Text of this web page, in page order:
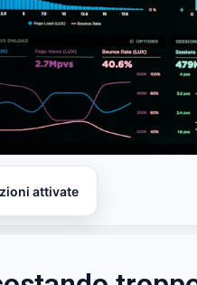
attivate